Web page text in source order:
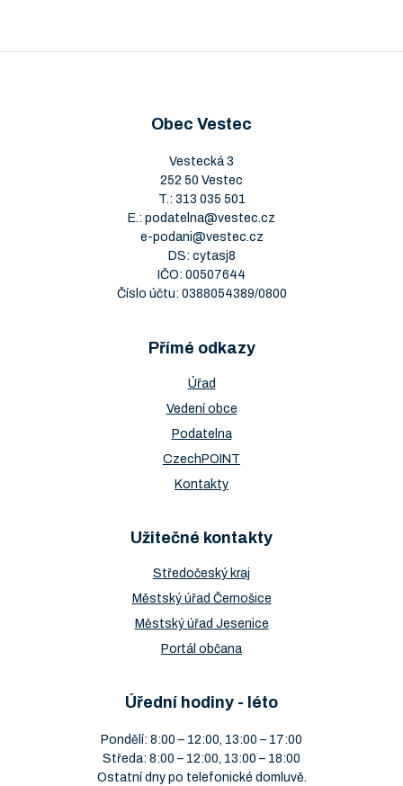
Obec Vestec
Vestecká 3
252 50 Vestec
T.: 313 035 501
E.: podatelna@vestec.cz
e-podani@vestec.cz
DS: cytasj8
IČO: 00507644
Číslo účtu: 0388054389/0800
Přímé odkazy
Úřad
Vedení obce
Podatelna
CzechPOINT
Kontakty
Užitečné kontakty
Středočeský kraj
Městský úřad Černošice
Městský úřad Jesenice
Portál občana
Úřední hodiny - léto
Pondělí: 8:00 – 12:00, 13:00 – 17:00
Středa: 8:00 – 12:00, 13:00 – 18:00
Ostatní dny po telefonické domluvě.